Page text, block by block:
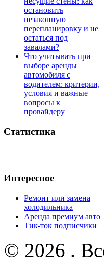
остановить
незаконную
перепланировку и не
остаться под
завалами?
Что учитывать при
выборе аренды
автомобиля с
водителем: критерии,
условия и важные
вопросы к
провайдеру
Статистика
Интересное
Ремонт или замена
холодильника
Аренда премиум авто
Тик-ток подписчики
© 2026 .